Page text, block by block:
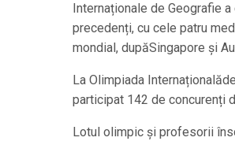
Internaționale de Geografie
precedenți, cu cele patru
mondial, dupăSingapore și
La Olimpiada
participat 142 de concurenți
Lotul olimpic și profesorii